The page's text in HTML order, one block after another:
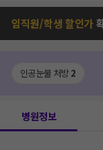
임직원/학생 할인가
인공눈물 처방2
병원정보